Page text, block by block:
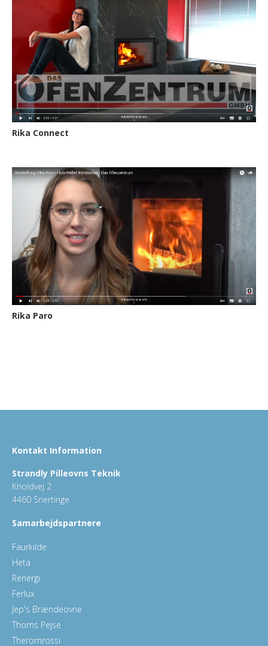
Rika Connect
Rika Paro
Kontakt Information
Strandly Pilleovns Teknik
Knoldvej 2
4460 Snertinge
Samarbejdspartnere
Faurkilde
Heta
Renergi
Ferlux
Jep's Brændeovne
Thoms Pejse
Theromrossi